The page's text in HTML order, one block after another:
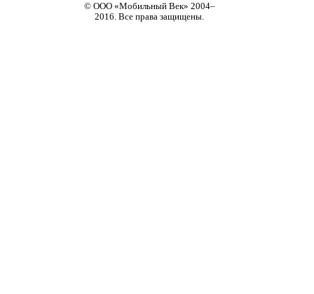
© ООО «Мобильный Век» 2004–
2016. Все права защищены.